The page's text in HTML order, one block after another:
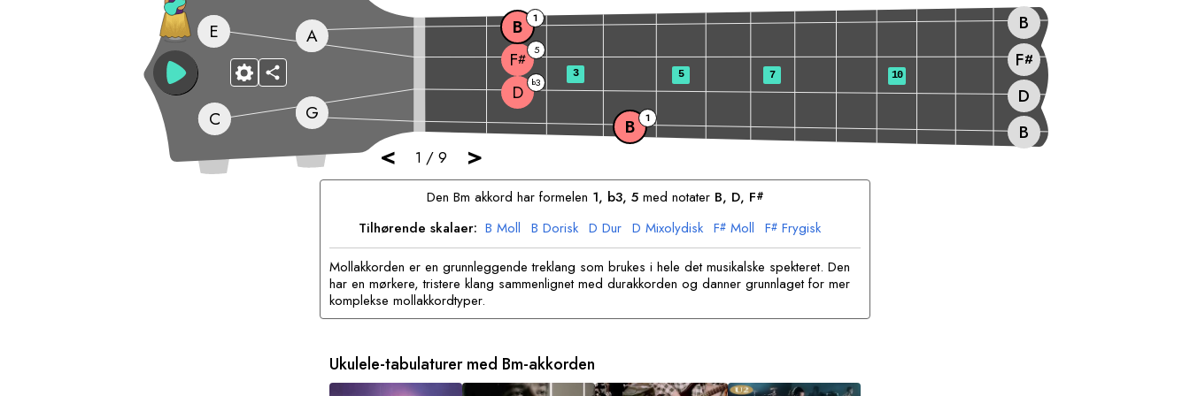
< 1 / 9 >
G
B 1
B
C
D b3
D
E
F# 5 F#
A B 1 B
3 5 7 10
Den Bm akkord har formelen 1, b3, 5med notater B, D, F#
Tilhørende skalaer: B Moll B Dorisk D Dur D Mixolydisk F# Moll F# Frygisk
Mollakkorden er en grunnleggende treklang som brukes i hele det musikalske spekteret. Den
har en mørkere, tristere klang sammenlignet med durakkorden og danner grunnlaget for mer
komplekse mollakkordtyper.
Ukulele-tabulaturer med Bm-akkorden